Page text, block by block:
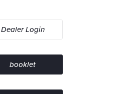
Dealer Login
booklet